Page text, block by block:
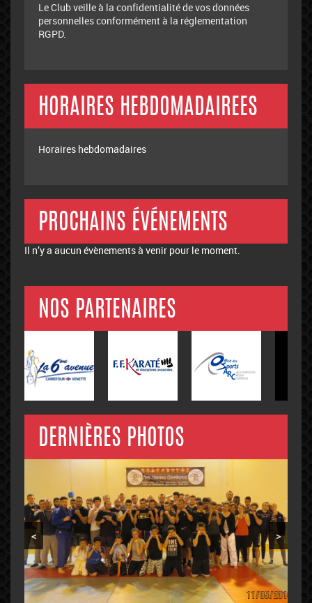
Le Club veille à la confidentialité de vos données
personnelles conformément à la réglementation
RGPD.
HORAIRES HEBDOMADAIREES
Horaires hebdomadaires
PROCHAINS ÉVÉNEMENTS
Il n’y a aucun évènements à venir pour le moment.
NOS PARTENAIRES
DERNIÈRES PHOTOS
< >